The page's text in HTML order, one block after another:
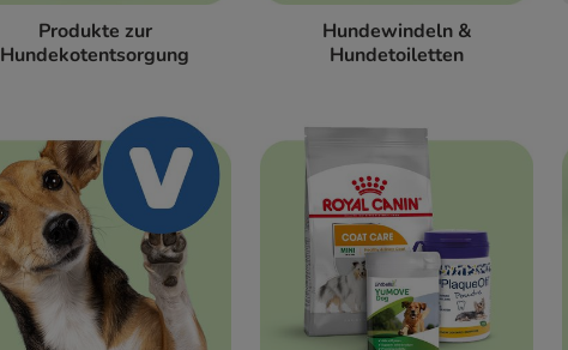
Produkte zur
Hundekotentsorgung
Hundewindeln &
Hundetoiletten